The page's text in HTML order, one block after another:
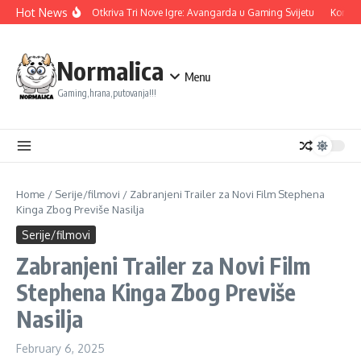
Skip to content
Hot NewsUbisoft Otkriva Tri Nove Igre: Avangarda u Gaming Svijetu
Normalica
Gaming,hrana,putovanja!!!
Menu
Home / Serije/filmovi / Zabranjeni Trailer za Novi Film Stephena
Kinga Zbog Previše Nasilja
Serije/filmovi
Zabranjeni Trailer za Novi Film
Stephena Kinga Zbog Previše
Nasilja
February 6, 2025